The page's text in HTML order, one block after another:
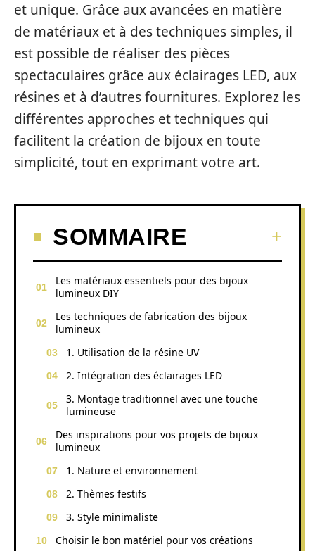
et unique. Grâce aux avancées en matière
de matériaux et à des techniques simples, il
est possible de réaliser des pièces
spectaculaires grâce aux éclairages LED, aux
résines et à d’autres fournitures. Explorez les
différentes approches et techniques qui
facilitent la création de bijoux en toute
simplicité, tout en exprimant votre art.
SOMMAIRE
Les matériaux essentiels pour des bijoux
lumineux DIY
Les techniques de fabrication des bijoux
lumineux
1. Utilisation de la résine UV
2. Intégration des éclairages LED
3. Montage traditionnel avec une touche
lumineuse
Des inspirations pour vos projets de bijoux
lumineux
1. Nature et environnement
2. Thèmes festifs
3. Style minimaliste
Choisir le bon matériel pour vos créations